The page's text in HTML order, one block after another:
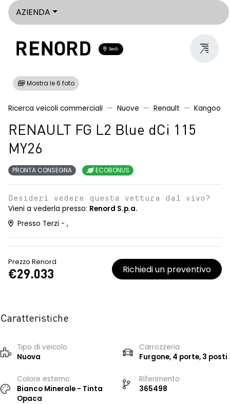
AZIENDA
Sedi
Mostra le 6 foto
Ricerca veicoli commerciali Nuove Renault Kangoo
RENAULT FG L2 Blue dCi 115
MY26
PRONTA CONSEGNA ECOBONUS
Desideri vedere questa vettura dal vivo?
Vieni a vederla presso: Renord S.p.a.
Presso Terzi - ,
Prezzo Renord
€29.033 Richiedi un preventivo
Caratteristiche
Tipo di veicolo
Nuova
Carrozzeria
Furgone, 4 porte, 3 posti
Colore esterno
Bianco Minerale - Tinta
Opaca
Riferimento
365498